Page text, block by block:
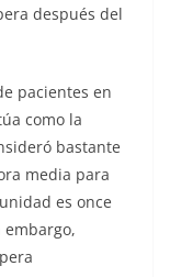
después del
pacientes en
como la
bastante
media para
es once